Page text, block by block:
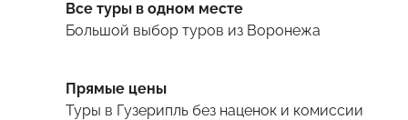
Все туры в одном месте
Большой выбор туров из Воронежа
Прямые цены
Туры в Гузерипль без наценок и комиссии